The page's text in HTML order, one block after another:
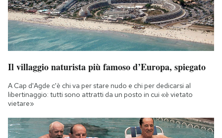
Il villaggio naturista più famoso d’Europa, spiegato
A Cap d'Agde c'è chi va per stare nudo e chi per dedicarsi al
libertinaggio: tutti sono attratti da un posto in cui «è vietato
vietare»